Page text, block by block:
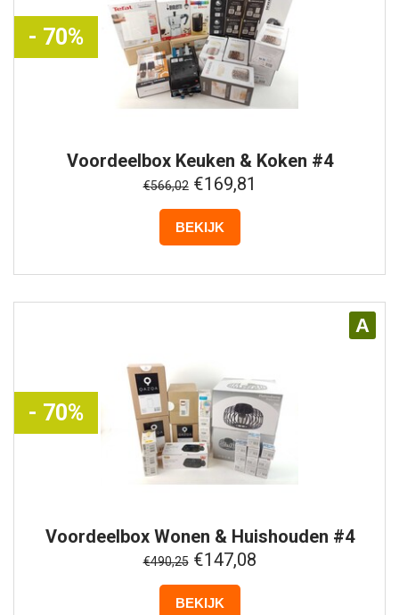
- 70%
VoordeelboxKeuken & Koken #4
€566,02€169,81
BEKIJK
A
- 70%
VoordeelboxWonen & Huishouden #4
€490,25€147,08
BEKIJK